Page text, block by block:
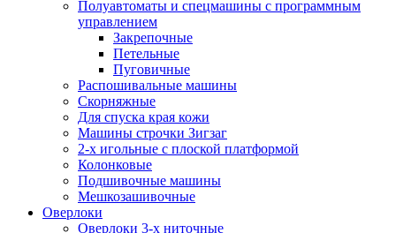
Полуавтоматы и спецмашины с программным
управлением
Закрепочные
Петельные
Пуговичные
Распошивальные машины
Скорняжные
Для спуска края кожи
Машины строчки Зигзаг
2-х игольные с плоской платформой
Колонковые
Подшивочные машины
Мешкозашивочные
Оверлоки
Оверлоки 3-х ниточные